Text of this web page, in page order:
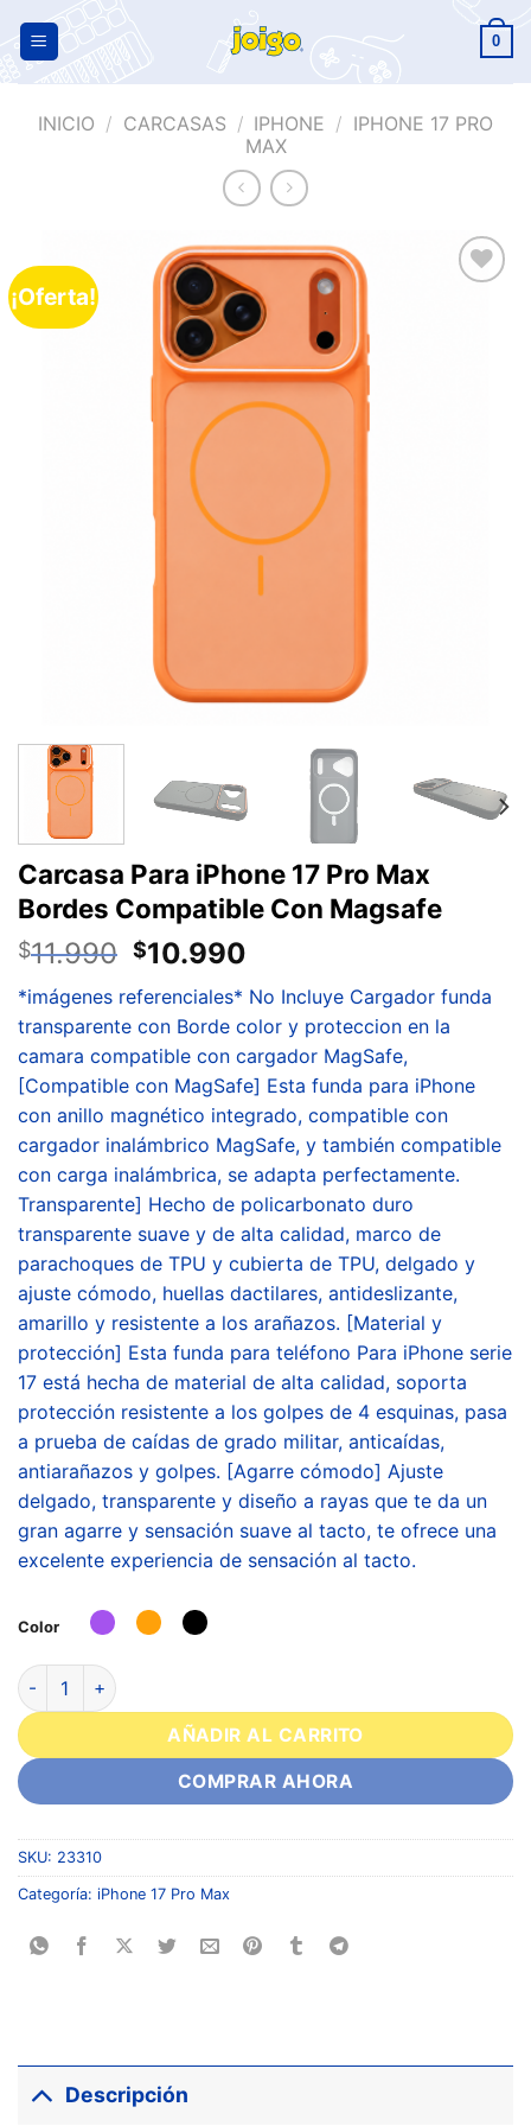
0
INICIO / CARCASAS / IPHONE / IPHONE 17 PRO
MAX
¡Oferta!
Carcasa Para iPhone 17 Pro Max
Bordes Compatible Con Magsafe
$11.990 $10.990
*imágenes referenciales* No Incluye Cargador funda
transparente con Borde color y proteccion en la
camara compatible con cargador MagSafe,
[Compatible con MagSafe] Esta funda para iPhone
con anillo magnético integrado, compatible con
cargador inalámbrico MagSafe, y también compatible
con carga inalámbrica, se adapta perfectamente.
Transparente] Hecho de policarbonato duro
transparente suave y de alta calidad, marco de
parachoques de TPU y cubierta de TPU, delgado y
ajuste cómodo, huellas dactilares, antideslizante,
amarillo y resistente a los arañazos. [Material y
protección] Esta funda para teléfono Para iPhone serie
17 está hecha de material de alta calidad, soporta
protección resistente a los golpes de 4 esquinas, pasa
a prueba de caídas de grado militar, anticaídas,
antiarañazos y golpes. [Agarre cómodo] Ajuste
delgado, transparente y diseño a rayas que te da un
gran agarre y sensación suave al tacto, te ofrece una
excelente experiencia de sensación al tacto.
Color
AÑADIR AL CARRITO
COMPRAR AHORA
SKU: 23310
Categoría: iPhone 17 Pro Max
Descripción